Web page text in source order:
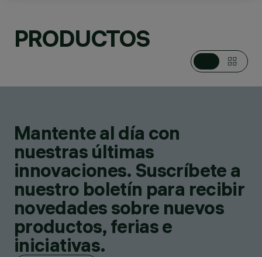
RAÍLES TENSIÓN DE
RED, SISTEMAS
LUMINARIAS DE
TECHO, LUMINARIAS
PRODUCTOS
PRODUCTOS
Mantente al día con
nuestras últimas
innovaciones. Suscríbete a
nuestro boletín para recibir
novedades sobre nuevos
productos, ferias e
iniciativas.